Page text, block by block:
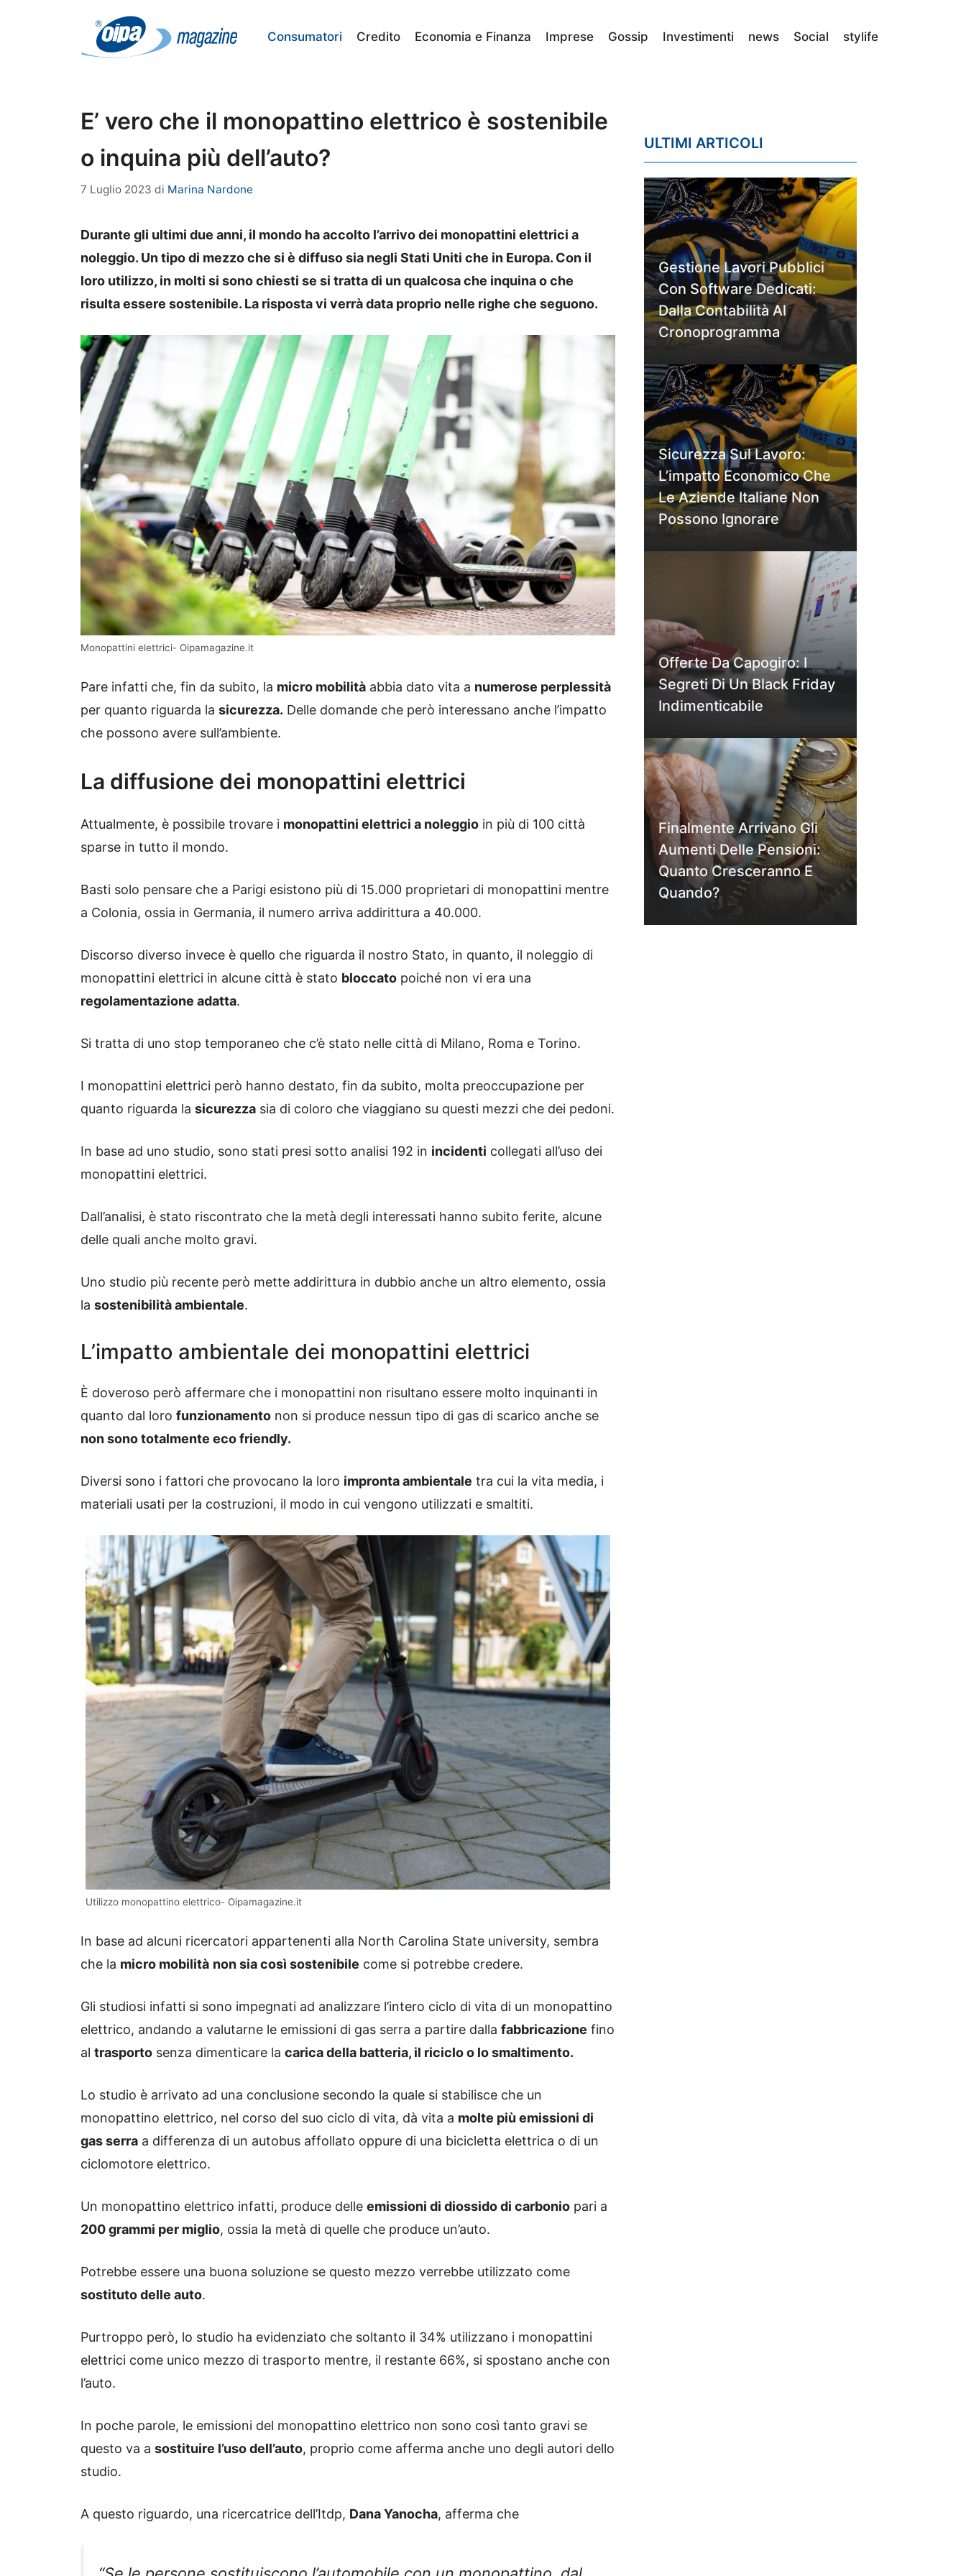
Consumatori Credito Economia e Finanza Imprese Gossip Investimenti news Social stylife
E’ vero che il monopattino elettrico è sostenibile
o inquina più dell’auto?
7 Luglio 2023 di Marina Nardone
Durante gli ultimi due anni, il mondo ha accolto l’arrivo dei monopattini elettrici a
noleggio. Un tipo di mezzo che si è diffuso sia negli Stati Uniti che in Europa. Con il
loro utilizzo, in molti si sono chiesti se si tratta di un qualcosa che inquina o che
risulta essere sostenibile. La risposta vi verrà data proprio nelle righe che seguono.
Monopattini elettrici- Oipamagazine.it
Pare infatti che, fin da subito, la micro mobilità abbia dato vita a numerose perplessità
per quanto riguarda la sicurezza. Delle domande che però interessano anche l’impatto
che possono avere sull’ambiente.
La diffusione dei monopattini elettrici
Attualmente, è possibile trovare i monopattini elettrici a noleggio in più di 100 città
sparse in tutto il mondo.
Basti solo pensare che a Parigi esistono più di 15.000 proprietari di monopattini mentre
a Colonia, ossia in Germania, il numero arriva addirittura a 40.000.
Discorso diverso invece è quello che riguarda il nostro Stato, in quanto, il noleggio di
monopattini elettrici in alcune città è stato bloccato poiché non vi era una
regolamentazione adatta.
Si tratta di uno stop temporaneo che c’è stato nelle città di Milano, Roma e Torino.
I monopattini elettrici però hanno destato, fin da subito, molta preoccupazione per
quanto riguarda la sicurezza sia di coloro che viaggiano su questi mezzi che dei pedoni.
In base ad uno studio, sono stati presi sotto analisi 192 in incidenti collegati all’uso dei
monopattini elettrici.
Dall’analisi, è stato riscontrato che la metà degli interessati hanno subito ferite, alcune
delle quali anche molto gravi.
Uno studio più recente però mette addirittura in dubbio anche un altro elemento, ossia
la sostenibilità ambientale.
L’impatto ambientale dei monopattini elettrici
È doveroso però affermare che i monopattini non risultano essere molto inquinanti in
quanto dal loro funzionamento non si produce nessun tipo di gas di scarico anche se
non sono totalmente eco friendly.
Diversi sono i fattori che provocano la loro impronta ambientale tra cui la vita media, i
materiali usati per la costruzioni, il modo in cui vengono utilizzati e smaltiti.
Utilizzo monopattino elettrico- Oipamagazine.it
In base ad alcuni ricercatori appartenenti alla North Carolina State university, sembra
che la micro mobilità non sia così sostenibile come si potrebbe credere.
Gli studiosi infatti si sono impegnati ad analizzare l’intero ciclo di vita di un monopattino
elettrico, andando a valutarne le emissioni di gas serra a partire dalla fabbricazione fino
al trasporto senza dimenticare la carica della batteria, il riciclo o lo smaltimento.
Lo studio è arrivato ad una conclusione secondo la quale si stabilisce che un
monopattino elettrico, nel corso del suo ciclo di vita, dà vita a molte più emissioni di
gas serra a differenza di un autobus affollato oppure di una bicicletta elettrica o di un
ciclomotore elettrico.
Un monopattino elettrico infatti, produce delle emissioni di diossido di carbonio pari a
200 grammi per miglio, ossia la metà di quelle che produce un’auto.
Potrebbe essere una buona soluzione se questo mezzo verrebbe utilizzato come
sostituto delle auto.
Purtroppo però, lo studio ha evidenziato che soltanto il 34% utilizzano i monopattini
elettrici come unico mezzo di trasporto mentre, il restante 66%, si spostano anche con
l’auto.
In poche parole, le emissioni del monopattino elettrico non sono così tanto gravi se
questo va a sostituire l’uso dell’auto, proprio come afferma anche uno degli autori dello
studio.
A questo riguardo, una ricercatrice dell’Itdp, Dana Yanocha, afferma che
ULTIMI ARTICOLI
Gestione Lavori Pubblici
Con Software Dedicati:
Dalla Contabilità Al
Cronoprogramma
Sicurezza Sul Lavoro:
L’impatto Economico Che
Le Aziende Italiane Non
Possono Ignorare
Offerte Da Capogiro: I
Segreti Di Un Black Friday
Indimenticabile
Finalmente Arrivano Gli
Aumenti Delle Pensioni:
Quanto Cresceranno E
Quando?